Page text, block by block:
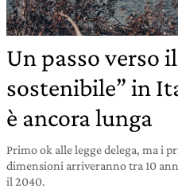
Un passo verso
sostenibile” in
è ancora lunga
Primo ok alle legge delega, ma i
dimensioni arriveranno tra 10
il 2040.